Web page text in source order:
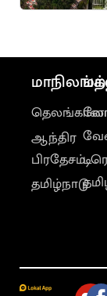
ஆந்திர
பிரதேசம்
தமிழ்நாடு